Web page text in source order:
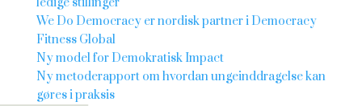
We Do Democracy er nordisk partner i Democracy
Fitness Global
Ny model for Demokratisk Impact
Ny metoderapport om hvordan ungeinddragelse kan
gøres i praksis